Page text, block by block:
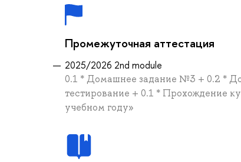
Промежуточная аттестация
2025/2026 2nd module
0.1 * Домашнее задание №3 + 0.2 *
тестирование + 0.1 * Прохождение
учебном году»